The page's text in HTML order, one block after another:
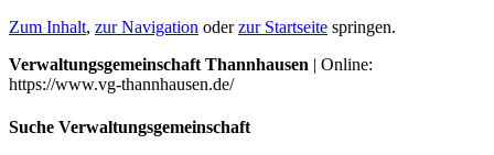
Zum Inhalt, zur Navigation oderzur Startseite springen.
Verwaltungsgemeinschaft Thannhausen | Online:
https://www.vg-thannhausen.de/
Suche Verwaltungsgemeinschaft